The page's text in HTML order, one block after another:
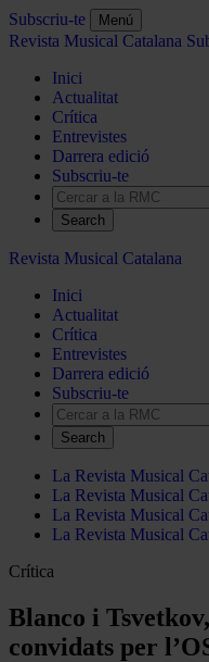
Subscriu-te Menú
Revista Musical Catalana
Inici
Actualitat
Crítica
Entrevistes
Darrera edició
Subscriu-te
Search
Revista Musical Catalana
Inici
Actualitat
Crítica
Entrevistes
Darrera edició
Subscriu-te
Search
La Revista Musical
La Revista Musical
La Revista Musical
La Revista Musical
Crítica
Blanco i
convidats per